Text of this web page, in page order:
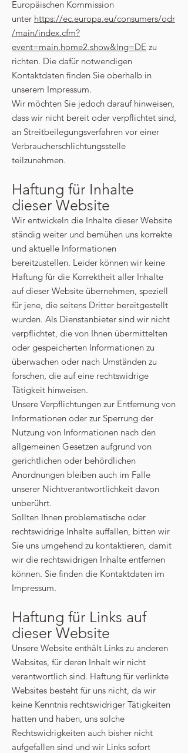
Europäischen Kommission
unter https://ec.europa.eu/consumers/odr
/main/index.cfm?
event=main.home2.show&lng=DE zu
richten. Die dafür notwendigen
Kontaktdaten finden Sie oberhalb in
unserem Impressum.
Wir möchten Sie jedoch darauf hinweisen,
dass wir nicht bereit oder verpflichtet sind,
an Streitbeilegungsverfahren vor einer
Verbraucherschlichtungsstelle
teilzunehmen.
Haftung für Inhalte
dieser Website
Wir entwickeln die Inhalte dieser Website
ständig weiter und bemühen uns korrekte
und aktuelle Informationen
bereitzustellen. Leider können wir keine
Haftung für die Korrektheit aller Inhalte
auf dieser Website übernehmen, speziell
für jene, die seitens Dritter bereitgestellt
wurden. Als Dienstanbieter sind wir nicht
verpflichtet, die von Ihnen übermittelten
oder gespeicherten Informationen zu
überwachen oder nach Umständen zu
forschen, die auf eine rechtswidrige
Tätigkeit hinweisen.
Unsere Verpflichtungen zur Entfernung von
Informationen oder zur Sperrung der
Nutzung von Informationen nach den
allgemeinen Gesetzen aufgrund von
gerichtlichen oder behördlichen
Anordnungen bleiben auch im Falle
unserer Nichtverantwortlichkeit davon
unberührt.
Sollten Ihnen problematische oder
rechtswidrige Inhalte auffallen, bitten wir
Sie uns umgehend zu kontaktieren, damit
wir die rechtswidrigen Inhalte entfernen
können. Sie finden die Kontaktdaten im
Impressum.
Haftung für Links auf
dieser Website
Unsere Website enthält Links zu anderen
Websites, für deren Inhalt wir nicht
verantwortlich sind. Haftung für verlinkte
Websites besteht für uns nicht, da wir
keine Kenntnis rechtswidriger Tätigkeiten
hatten und haben, uns solche
Rechtswidrigkeiten auch bisher nicht
aufgefallen sind und wir Links sofort